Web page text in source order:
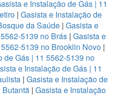
e Instalação de Gás | 11
| Gasista e Instalação de
da Saúde| Gasista e
5139 no Brás| Gasista e
5139 no Brooklin Novo |
de Gás | 11 5562-5139 no
e Instalação de Gás | 11
| Gasista e Instalação de
| Gasista e Instalação